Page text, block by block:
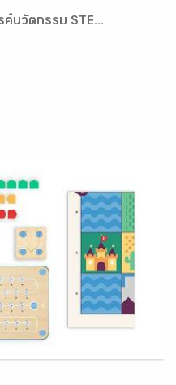
นวัตกรรม STE...